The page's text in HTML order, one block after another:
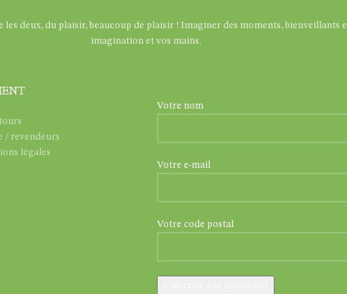
les deux, du plaisir, beaucoup de plaisir ! Imaginer des moments,
imagination et vos mains.
/ revendeurs
légales
Votre nom
Votre e-mail
Votre code postal